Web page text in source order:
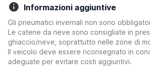
Informazioni aggiuntive
Gli pneumatici invernali non sono
Le catene da neve sono consigliate in
ghiaccio/neve, soprattutto nelle zone di
Il veicolo deve essere riconsegnato in
adeguate per evitare costi aggiuntivi.